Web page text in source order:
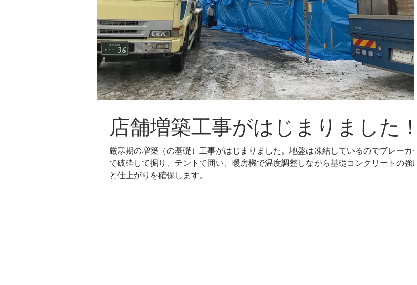
店舗増築工事がはじまりました！
厳寒期の増築（の基礎）工事がはじまりました。地盤は凍結しているのでブレーカー
で破砕して掘り、テントで囲い、暖房機で温度調整しながら基礎コンクリートの強度
と仕上がりを確保します。